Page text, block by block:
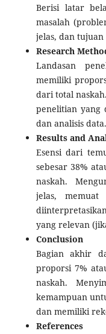
Berisi latar
masalah
jelas, dan
Research
Landasan
memiliki
dari total
penelitian yang
dan analisis data.
Results and
Esensi dari
sebesar 38%
naskah.
jelas,
yang relevan
Conclusion
Bagian akhir
proporsi 7%
naskah.
kemampuan
dan memiliki
References